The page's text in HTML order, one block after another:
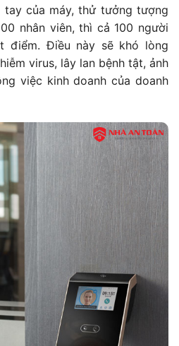
tay của máy, thử tưởng tượng
nhân viên, thì cả 100 người
điểm. Điều này sẽ khó lòng
virus, lây lan bệnh tật, ảnh
việc kinh doanh của doanh